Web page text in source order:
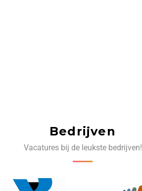
Bedrijven
Vacatures bij de leukste bedrijven!